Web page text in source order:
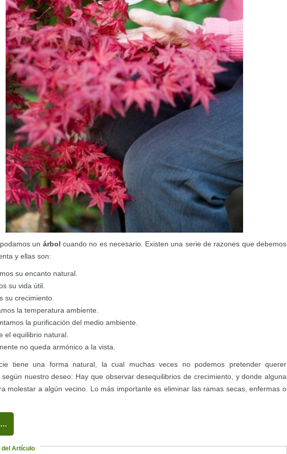
un árbol cuando no es necesario. Existen una serie de razones que debemos
y ellas son:
su encanto natural.
su vida útil.
su crecimiento.
la temperatura ambiente.
la purificación del medio ambiente.
el equilibrio natural.
no queda armónico a la vista.
tiene una forma natural, la cual muchas veces no podemos pretender querer
nuestro deseo: Hay que observar desequilibrios de crecimiento, y donde alguna
molestar a algún vecino. Lo más importante es eliminar las ramas secas, enfermas o
del Artículo